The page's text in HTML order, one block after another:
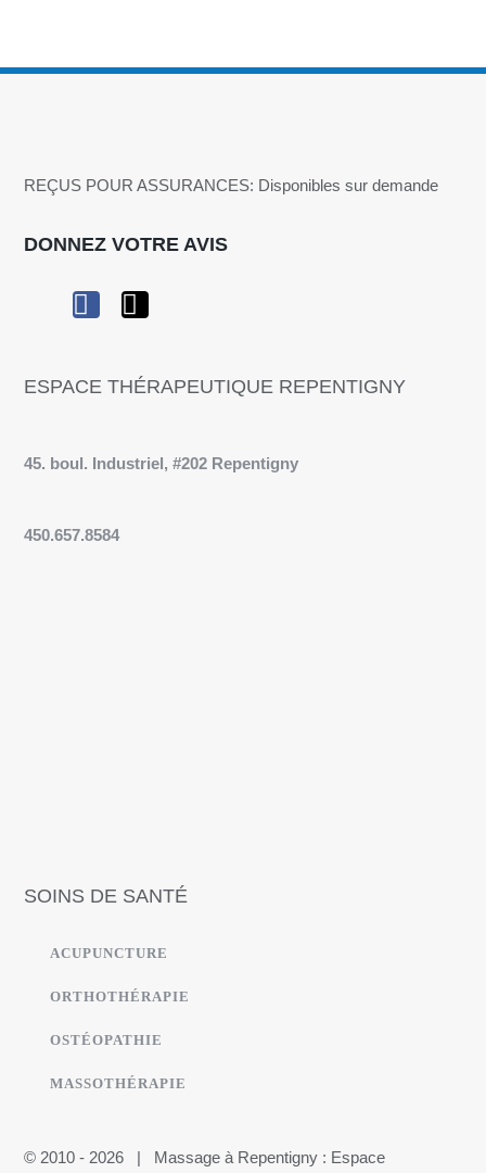
REÇUS POUR ASSURANCES: Disponibles sur demande
DONNEZ VOTRE AVIS
ESPACE THÉRAPEUTIQUE REPENTIGNY
45. boul. Industriel, #202 Repentigny
450.657.8584
SOINS DE SANTÉ
ACUPUNCTURE
ORTHOTHÉRAPIE
OSTÉOPATHIE
MASSOTHÉRAPIE
© 2010 - 2026 | Massage à Repentigny : Espace